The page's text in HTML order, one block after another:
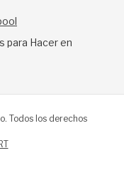
para Hacer en
Todos los derechos